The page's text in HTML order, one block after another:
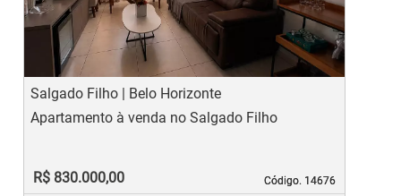
Salgado Filho | Belo Horizonte
Código. 14676
Código. 14676
Apartamento à venda no Salgado Filho
R$ 830.000,00